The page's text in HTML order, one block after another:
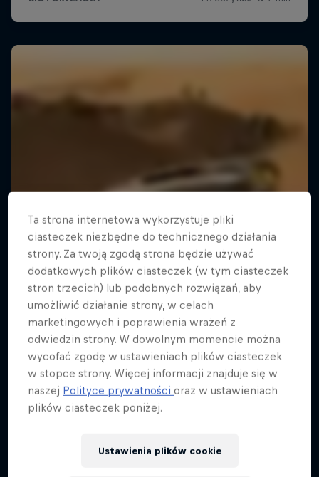
Ta strona internetowa wykorzystuje pliki
ciasteczek niezbędne do technicznego działania
strony. Za twoją zgodą strona będzie używać
dodatkowych plików ciasteczek (w tym ciasteczek
stron trzecich) lub podobnych rozwiązań, aby
umożliwić działanie strony, w celach
marketingowych i poprawienia wrażeń z
odwiedzin strony. W dowolnym momencie można
wycofać zgodę w ustawieniach plików ciasteczek
w stopce strony. Więcej informacji znajduje się w
naszej Polityce prywatnościoraz w ustawieniach
plików ciasteczek poniżej.
Ustawienia plików cookie